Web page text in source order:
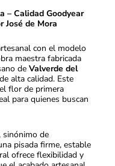
– Calidad Goodyear
José de Mora
con el modelo
maestra fabricada
de Valverde del
alta calidad. Este
flor de primera
para quienes buscan
sinónimo de
pisada firme, estable
ofrece flexibilidad y